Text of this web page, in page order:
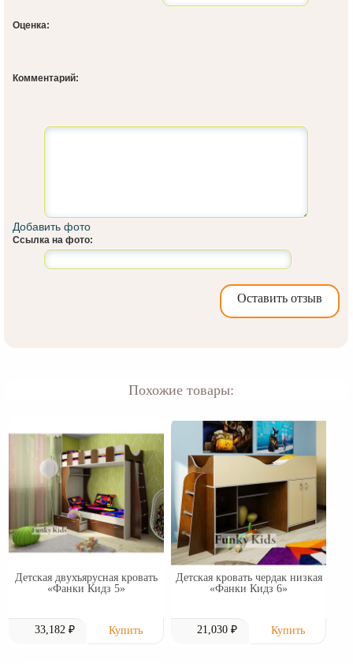
Оценка:
Комментарий:
Добавить фото
Ссылка на фото:
Оставить отзыв
Похожие товары:
Детская двухъярусная кровать
«Фанки Кидз 5»
33,182 ₽
Детская кровать чердак низкая
«Фанки Кидз 6»
21,030 ₽